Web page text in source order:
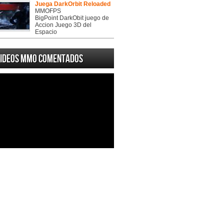
Juega DarkOrbit Reloaded
MMOFPS
BigPoint DarkObit juego de
Accion Juego 3D del
Espacio
MMO Comentados